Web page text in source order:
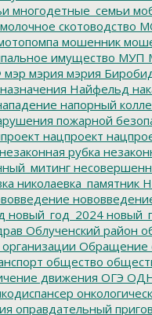
многодетные_семьи
молочное скотоводство
мошенник
имущество МУП
мэр мэрия мэрия
назначения Найфельд
напорный
пожарной
нацпроект
незаконная рубка
николаевка_памятник
новый_год_2024
Облученский район
Обращение
общество
движения ОГЭ
оправдательный